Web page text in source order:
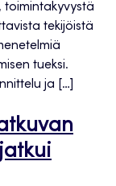
tekijöistä
tueksi.
ja […]